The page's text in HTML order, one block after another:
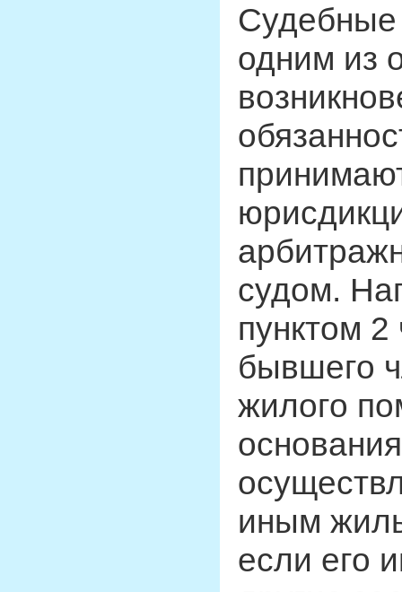
одним из
судом.
пунктом
бывшего
жилого
иным
если его